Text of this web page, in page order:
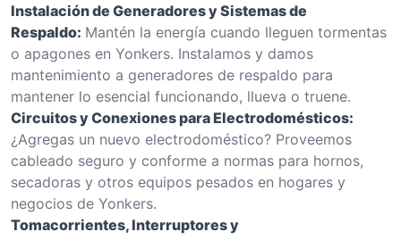
Instalación de Generadores y Sistemas de
Respaldo: Mantén la energía cuando lleguen tormentas
o apagones en Yonkers. Instalamos y damos
mantenimiento a generadores de respaldo para
mantener lo esencial funcionando, llueva o truene.
Circuitos y Conexiones para Electrodomésticos:
¿Agregas un nuevo electrodoméstico? Proveemos
cableado seguro y conforme a normas para hornos,
secadoras y otros equipos pesados en hogares y
negocios de Yonkers.
Tomacorrientes, Interruptores y